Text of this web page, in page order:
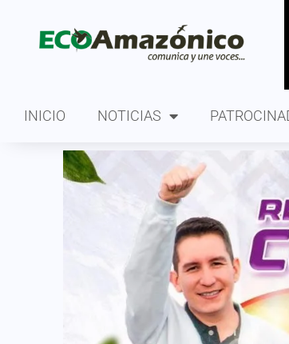
INICIO NOTICIAS